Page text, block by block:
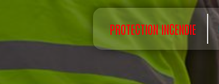
PROTECTION INCENDIE
Panneau de gestion des cookies